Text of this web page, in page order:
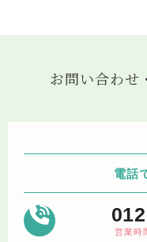
お問い合わせ
電話
営業時